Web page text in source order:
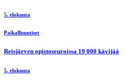
5. elokuuta
Paikallisuutiset
Reisjärven opistoseuroissa 19 000 kävijää
5. elokuuta